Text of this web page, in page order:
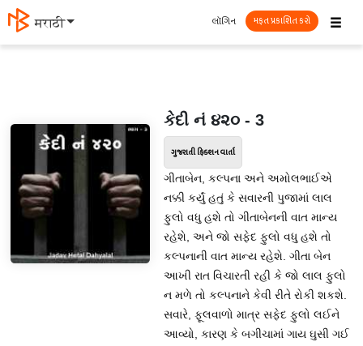
मराठी ☰
લૉગિન મફત પ્રકાશિત કરો
કેદી નં ૪૨૦ - 3
ગુજરાતી ફિક્શન વાર્તા
ગીતાબેન, કલ્પના અને અમોલભાઈએ
નક્કી કર્યું હતું કે સવારની પુજામાં લાલ
ફુલો વધુ હશે તો ગીતાબેનની વાત માન્ય
રહેશે, અને જો સફેદ ફુલો વધુ હશે તો
કલ્પનાની વાત માન્ય રહેશે. ગીતા બેન
આખી રાત વિચારતી રહી કે જો લાલ ફુલો
ન મળે તો કલ્પનાને કેવી રીતે રોકી શકશે.
સવારે, ફૂલવાળો માત્ર સફેદ ફુલો લઈને
આવ્યો, કારણ કે બગીચામાં ગાય ઘુસી ગઈ